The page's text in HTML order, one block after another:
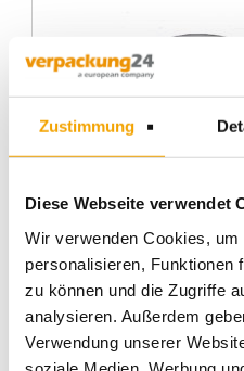
Zustimmung
Diese Webseite verwendet
Wir verwenden Cookies,
personalisieren, Funktionen
zu können und die Zugriffe
analysieren. Außerdem
Verwendung unserer
Schlauchfolie, Breite 800mm,